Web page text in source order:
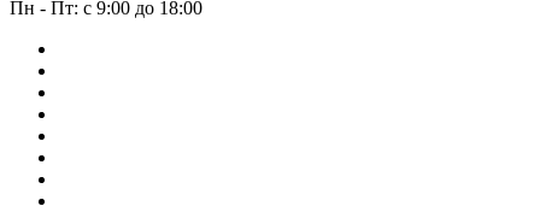
Пн - Пт: с 9:00 до 18:00